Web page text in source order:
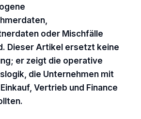
oder Mischfälle
Dieser Artikel ersetzt keine
er zeigt die operative
die Unternehmen mit
Vertrieb und Finance